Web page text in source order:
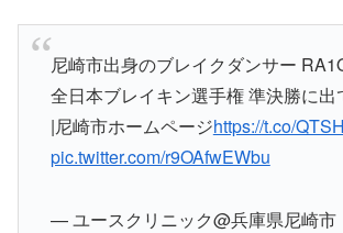
尼崎市出身のブレイクダンサー
全日本ブレイキン選手権 準決勝に出
|尼崎市ホームページhttps://t.co/
pic.twitter.com/r9OAfwEWbu
— ユースクリニック@兵庫県尼崎市